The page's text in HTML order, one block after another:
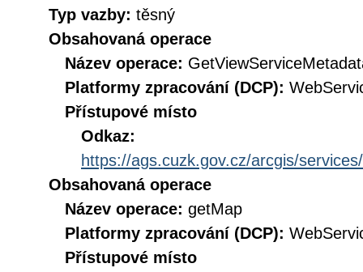
Typ vazby: těsný
Obsahovaná operace
Název operace:
Platformy zpracování (DCP):
Přístupové místo
Odkaz:
https://ags.cuzk.gov.cz/arcgis/
Obsahovaná operace
Název operace: getMap
Platformy zpracování (DCP):
Přístupové místo